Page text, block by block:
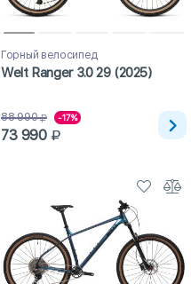
Горный велосипед
Welt Ranger 3.0 29 (2025)
88 990 -17%
73 990